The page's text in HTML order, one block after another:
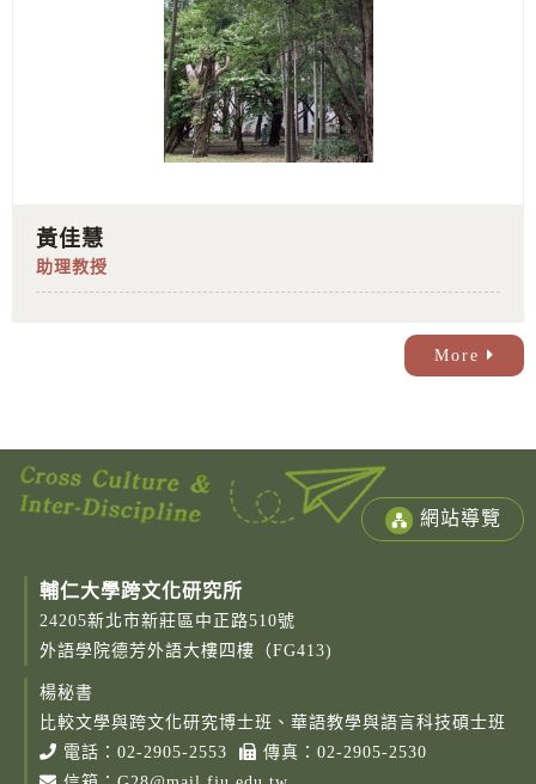
黃佳慧
助理教授
More
網站導覽
輔仁大學跨文化研究所
24205新北市新莊區中正路510號
外語學院德芳外語大樓四樓（FG413)
楊秘書
比較文學與跨文化研究博士班、華語教學與語言科技碩士班
電話： 02-2905-2553
傳真：02-2905-2530